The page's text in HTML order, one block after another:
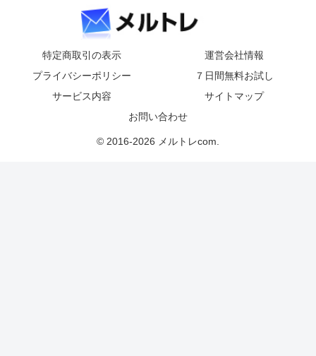
特定商取引の表示
運営会社情報
プライバシーポリシー
７日間無料お試し
サービス内容
サイトマップ
お問い合わせ
© 2016-2026 メルトレcom.